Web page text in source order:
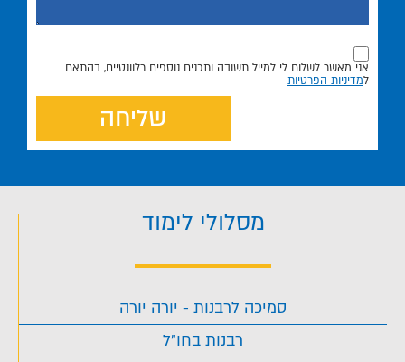
אני מאשר לשלוח לי למייל תשובה ותכנים נוספים רלוונטיים, בהתאם
למדיניות הפרטיות
שליחה
מסלולי לימוד
סמיכה לרבנות - יורה יורה
רבנות בחו"ל